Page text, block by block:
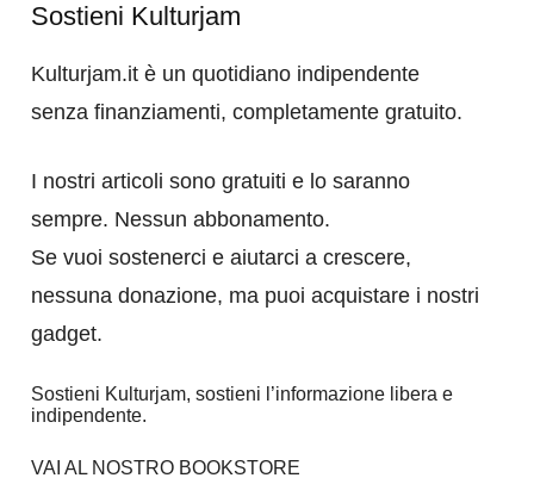
Sostieni Kulturjam
Kulturjam.it è un quotidiano indipendente
senza finanziamenti, completamente gratuito.
I nostri articoli sono gratuiti e lo saranno
sempre. Nessun abbonamento.
Se vuoi sostenerci e aiutarci a crescere,
nessuna donazione, ma puoi acquistare i nostri
gadget.
Sostieni Kulturjam, sostieni l’informazione libera e
indipendente.
VAI AL NOSTRO BOOKSTORE